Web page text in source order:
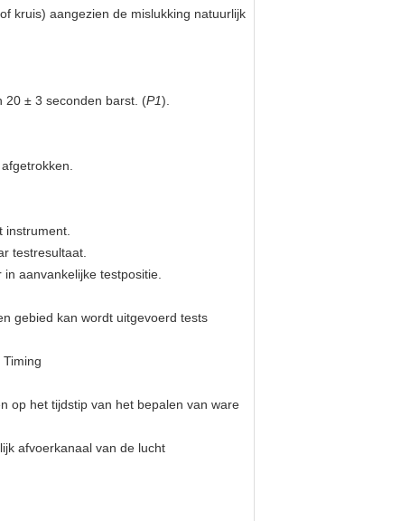
kruis) aangezien de mislukking natuurlijk
20 ± 3 seconden barst. (P1).
testresultaat.
aanvankelijke testpositie.
gebied kan wordt uitgevoerd tests
op het tijdstip van het bepalen van ware
afvoerkanaal van de lucht